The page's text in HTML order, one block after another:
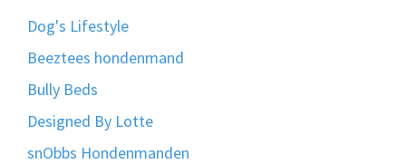
Dog's Lifestyle
Beeztees hondenmand
Bully Beds
Designed By Lotte
snObbs Hondenmanden